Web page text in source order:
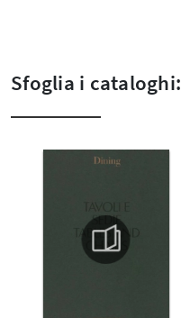
Sfoglia i cataloghi: